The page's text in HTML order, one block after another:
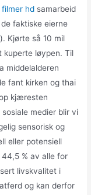
filmer hd samarbeid
faktiske eierne
Kjørte så 10 mil
kuperte løypen. Til
middelalderen
fant kirken og thai
kjæresten
medier blir vi
sensorisk og
eller potensiell
44,5 % av alle for
livskvalitet i
og kan derfor